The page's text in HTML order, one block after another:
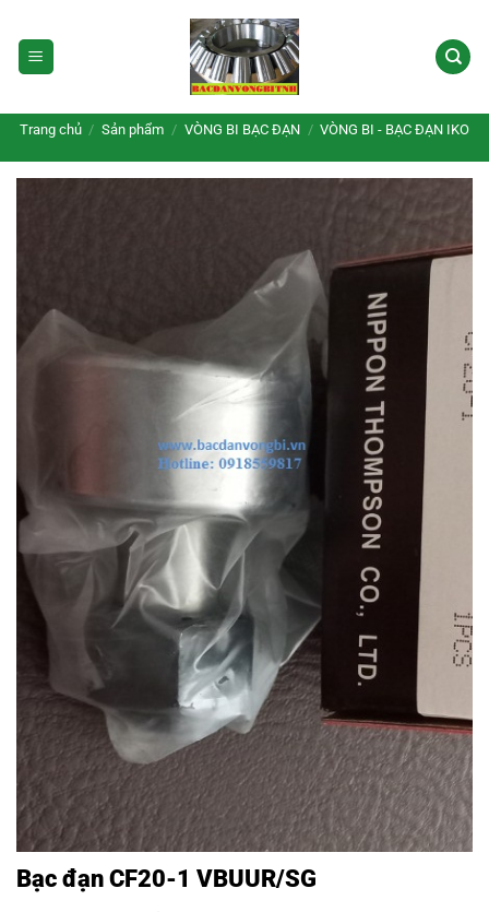
qua
nội
Trang chủ / Sản phẩm / VÒNG BI BẠC ĐẠN / VÒNG BI - BẠC ĐẠN IKO
Bạc đạn CF20-1 VBUUR/SG